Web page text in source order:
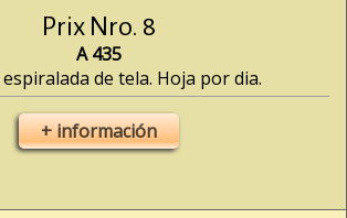
Prix Nro. 8
A 435
de tela. Hoja por dia.
+ información